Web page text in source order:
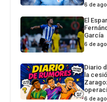
6 de
El
García
6 de
Diario
la
6 de